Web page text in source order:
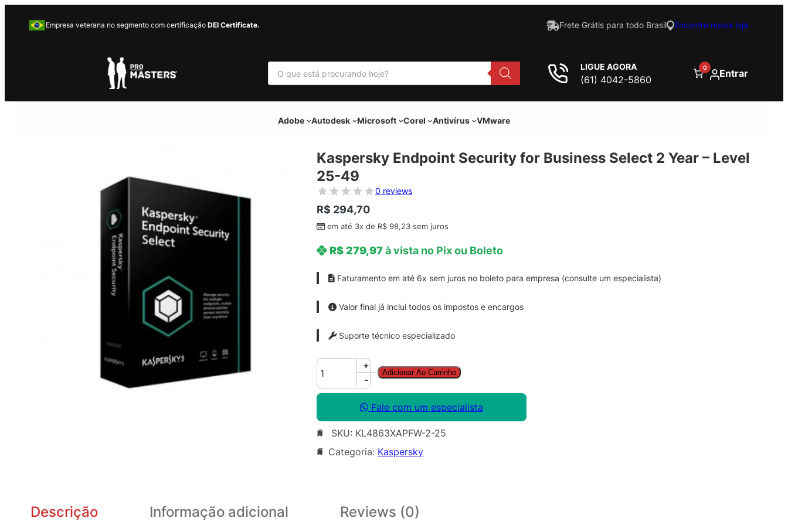
Empresa veterana no segmento com certificação DEI Certificate. Frete Grátis para todo Brasil Encontre nossa loja
P
s
u
LIGUE AGORA
(61) 4042-5860
0 Entrar
Adobe Autodesk Microsoft Corel Antivírus VMware
Kaspersky Endpoint Security for Business Select 2 Year – Level
25-49
0 reviews
R$ 294,70
em até 3x de R$ 98,23 sem juros
R$279,97à vista no Pix ou Boleto
Faturamento em até 6x sem juros no boleto para empresa (consulte um especialista)
Valor final já inclui todos os impostos e encargos
Suporte técnico especializado
K
s
e
r
s
+
-
Adicionar Ao Carrinho
Fale com um especialista
SKU: KL4863XAPFW-2-25
Categoria: Kaspersky
Descrição Informação adicional Reviews (0)